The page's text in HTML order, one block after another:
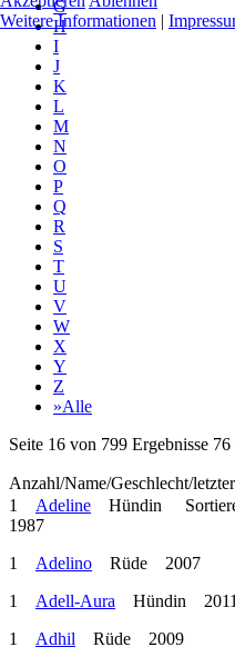
G
H
I
J
K
L
M
N
O
P
Q
R
S
T
U
V
W
X
Y
Z
»Alle
Seite 16 von 799 Ergebnisse
Anzahl/Name/Geschlecht/
1 Adeline Hündin
1987
1 Adelino Rüde 2007
1 Adell-Aura Hündin 2011
1 Adhil Rüde 2009
Weitere Informationen |